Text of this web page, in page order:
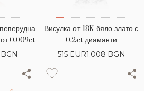
0.009ct
Висулка от 18K бяло злато с
0.2ct диаманти
515 EUR1.008 BGN